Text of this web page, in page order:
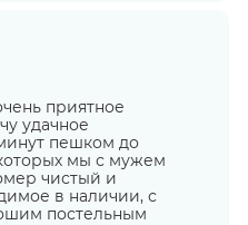
приятное
удачное
пешком до
мы с мужем
чистый и
в наличии, с
постельным